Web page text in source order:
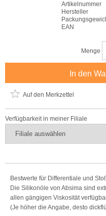
Artikelnummer
Hersteller
EAN
Menge
In den
Auf den Merkzettel
Verfügbarkeit in meiner Filiale
Bestwerte für Differentiale und
Die Silikonöle von Absima sind
allen gängigen Viskosität
(Je höher die Angabe, desto